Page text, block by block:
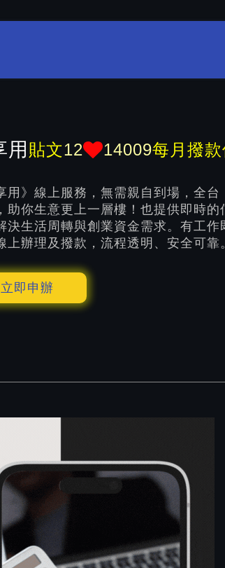
用 貼文12 14009每月撥
用》線上服務，無需親自到場，全
助你生意更上一層樓！也提供即時
決生活周轉與創業資金需求。有工作
上辦理及撥款，流程透明、安全可靠
立即申辦